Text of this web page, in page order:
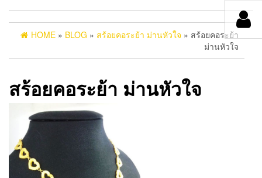
HOME » BLOG » สร้อยคอระย้า ม่านหัวใจ » สร้อยคอระย้า
ม่านหัวใจ
สร้อยคอระย้า ม่านหัวใจ